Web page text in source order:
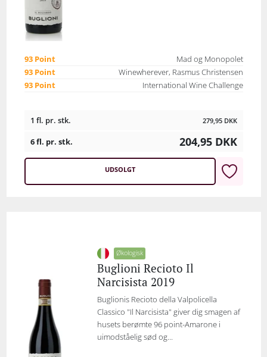
93 Point
Mad og Monopolet
93 Point
Winewherever, Rasmus Christensen
93 Point
International Wine Challenge
1 fl. pr. stk. 279,95 DKK
6 fl. pr. stk. 204,95 DKK
UDSOLGT
Økologisk
Buglioni Recioto Il
Narcisista 2019
Buglionis Recioto della Valpolicella
Classico "Il Narcisista" giver dig smagen af
husets berømte 96 point-Amarone i
uimodståelig sød og...